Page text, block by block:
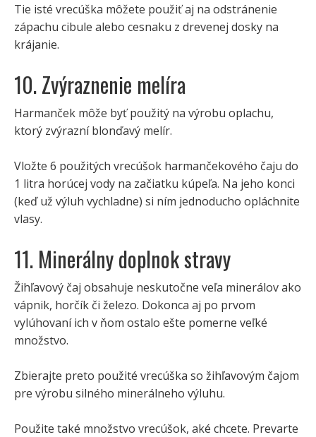
Tie isté vrecúška môžete použiť aj na odstránenie
zápachu cibule alebo cesnaku z drevenej dosky na
krájanie.
10. Zvýraznenie melíra
Harmanček môže byť použitý na výrobu oplachu,
ktorý zvýrazní blonďavý melír.
Vložte 6 použitých vrecúšok harmančekového čaju do
1 litra horúcej vody na začiatku kúpeľa. Na jeho konci
(keď už výluh vychladne) si ním jednoducho opláchnite
vlasy.
11. Minerálny doplnok stravy
Žihľavový čaj obsahuje neskutočne veľa minerálov ako
vápnik, horčík či železo. Dokonca aj po prvom
vylúhovaní ich v ňom ostalo ešte pomerne veľké
množstvo.
Zbierajte preto použité vrecúška so žihľavovým čajom
pre výrobu silného minerálneho výluhu.
Použite také množstvo vrecúšok, aké chcete. Prevarte